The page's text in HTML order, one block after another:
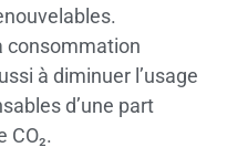
consommation
à diminuer l’usage
d’une part
CO₂.